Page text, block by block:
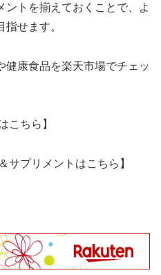
トを揃えておくことで、よ
せます。
健康食品を楽天市場でチェッ
こちら】
プリメントはこちら】